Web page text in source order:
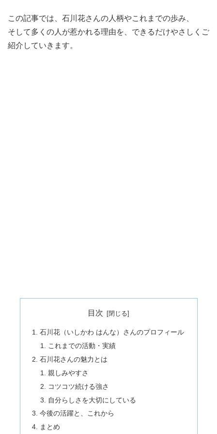
この記事では、石川花さんの人柄やこれまでの歩み、
そして多くの人が惹かれる理由を、できるだけやさしくご
紹介していきます。
目次
石川花（いしかわ はんな）さんのプロフィール
これまでの活動・実績
石川花さんの魅力とは
親しみやすさ
コツコツ続ける強さ
自分らしさを大切にしている
今後の活躍と、これから
まとめ